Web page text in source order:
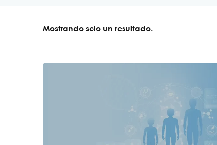
Mostrando solo un resultado.